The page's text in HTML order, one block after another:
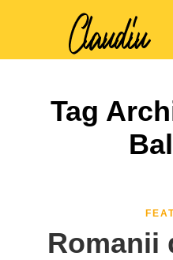
Tag
Romanii